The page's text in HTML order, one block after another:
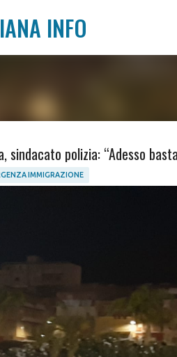
INFO
sindacato polizia: “Adesso
IMMIGRAZIONE